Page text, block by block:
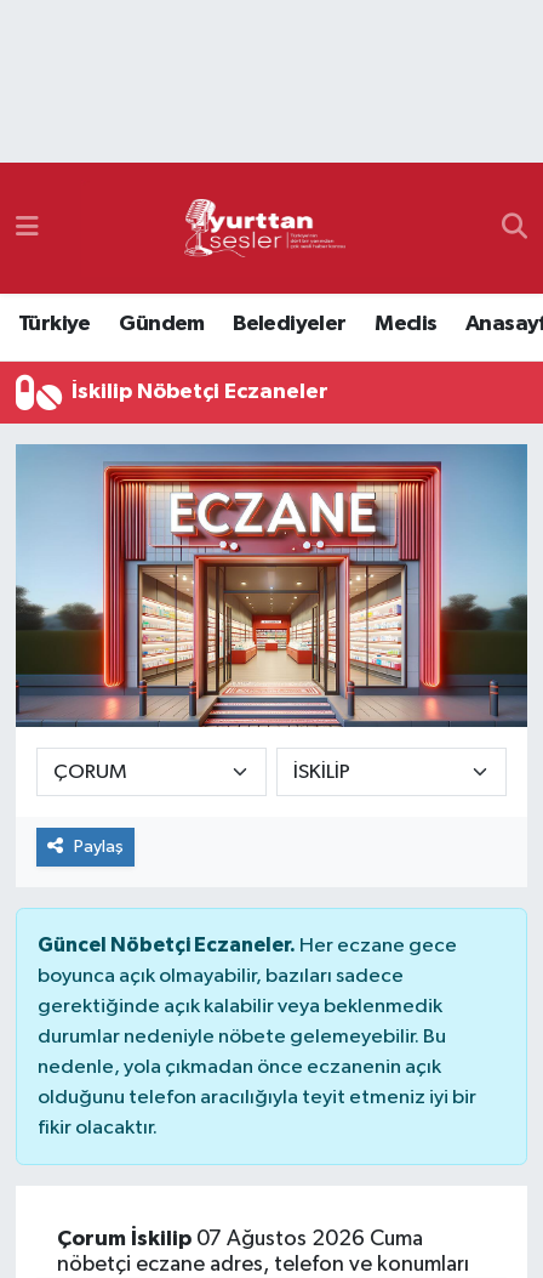
Türkiye Gündem Belediyeler Meclis
İskilip Nöbetçi Eczaneler
Paylaş
Güncel Nöbetçi Eczaneler. Her eczane gece
boyunca açık olmayabilir, bazıları sadece
gerektiğinde açık kalabilir veya beklenmedik
durumlar nedeniyle nöbete gelemeyebilir. Bu
nedenle, yola çıkmadan önce eczanenin açık
olduğunu telefon aracılığıyla teyit etmeniz iyi bir
fikir olacaktır.
Çorum İskilip07 Ağustos 2026 Cuma
nöbetçi eczane adres, telefon ve konumları
Namaz Vakitleri
Süper Lig Puan Durumu ve Fikstür
Tüm Manşetler
Son Dakika Haberleri
Haber Arşivi